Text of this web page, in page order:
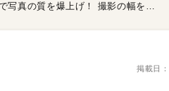
Amazonで買った「MagSafe対応LEDライト」で写真の質を爆上げ！ 撮影の幅を広げてくれる秀逸アイテムをレビュー
掲載日：